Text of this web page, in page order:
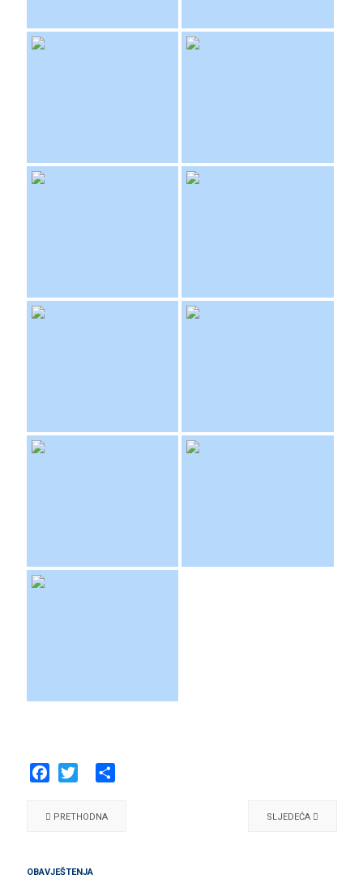
PRETHODNA SLJEDEĆA
OBAVJEŠTENJA